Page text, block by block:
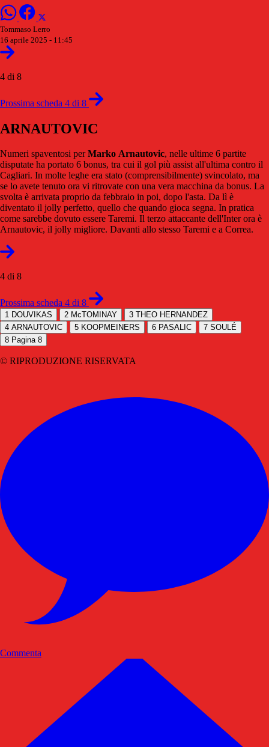
Tommaso Lerro
16 aprile 2025 - 11:45
4 di 8
Prossima scheda 4 di 8
ARNAUTOVIC
Numeri spaventosi perMarko Arnautovic, nelle ultime 6 partite
disputate ha portato 6 bonus, tra cui il gol più assist all'ultima contro il
Cagliari. In molte leghe era stato (comprensibilmente) svincolato, ma
se lo avete tenuto ora vi ritrovate con una vera macchina da bonus. La
svolta è arrivata proprio da febbraio in poi, dopo l'asta. Da lì è
diventato il jolly perfetto, quello che quando gioca segna. In pratica
come sarebbe dovuto essere Taremi. Il terzo attaccante dell'Inter ora è
Arnautovic, il jolly migliore. Davanti allo stesso Taremi e a Correa.
4 di 8
Prossima scheda 4 di 8
1 DOUVIKAS 2 McTOMINAY 3 THEO HERNANDEZ
4 ARNAUTOVIC 5 KOOPMEINERS 6 PASALIC 7 SOULÉ
8 Pagina 8
© RIPRODUZIONE RISERVATA
Commenta